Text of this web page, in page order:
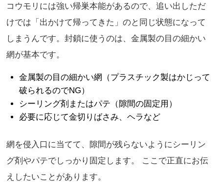
コウモリには強い帰巣本能があるので、追い出しただ
けでは「出かけて帰ってきた」のと同じ状態になって
しまうんです。封鎖に使うのは、金属製の目の細かい
網が基本です。
金属製の目の細かい網（プラスチック製はかじって
破られるのでNG）
シーリング剤またはパテ（隙間の固定用）
必要に応じて金切りばさみ、ヘラなど
網を侵入口に当てて、隙間が残らないようにシーリン
グ剤やパテでしっかり固定します。 ここで正直にお伝
えしたいことがあります。